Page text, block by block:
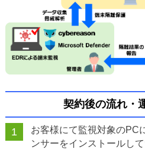
契約後の流れ・
1
お客様にて監視対象のPC
ンサーをインストールし